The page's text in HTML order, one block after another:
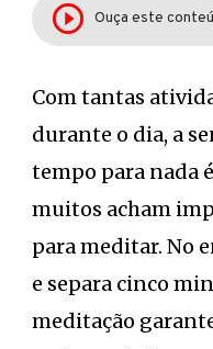
Ouça este
Com tantas
durante o dia, a
tempo para nada
muitos acham
para meditar. No
e separa cinco
meditação